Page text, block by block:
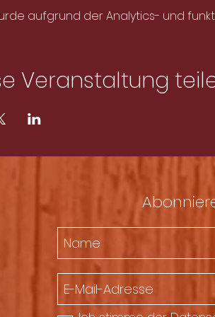
aufgrund der Analytics- und
Veranstaltung